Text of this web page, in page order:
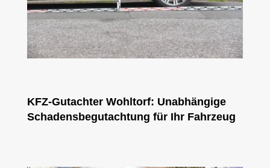
KFZ-Gutachter Wohltorf: Unabhängige
Schadensbegutachtung für Ihr Fahrzeug